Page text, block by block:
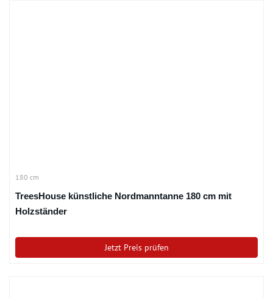
180 cm
TreesHouse künstliche Nordmanntanne 180 cm mit
Holzständer
Jetzt Preis prüfen